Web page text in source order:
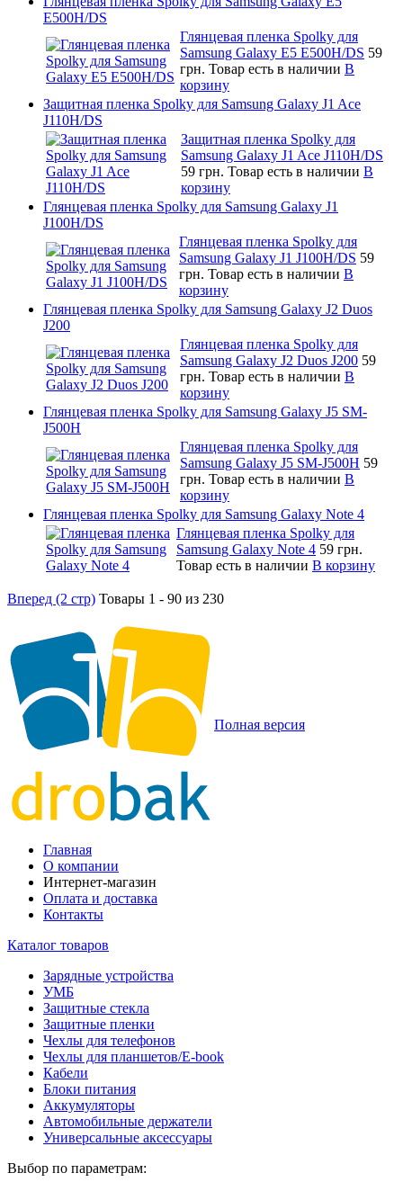
E500H/DS
Глянцевая пленка Spolky для
Samsung Galaxy E5 E500H/DS 59
грн. Товар есть в наличии В
корзину
Защитная пленка Spolky для Samsung Galaxy J1 Ace
J110H/DS
Защитная пленка Spolky для
Samsung Galaxy J1 Ace J110H/DS
59 грн. Товар есть в наличии В
корзину
Глянцевая пленка Spolky для Samsung Galaxy J1
J100H/DS
Глянцевая пленка Spolky для
Samsung Galaxy J1 J100H/DS 59
грн. Товар есть в наличии В
корзину
Глянцевая пленка Spolky для Samsung Galaxy J2 Duos
J200
Глянцевая пленка Spolky для
Samsung Galaxy J2 Duos J200 59
грн. Товар есть в наличии В
корзину
Глянцевая пленка Spolky для Samsung Galaxy J5 SM-
J500H
Глянцевая пленка Spolky для
Samsung Galaxy J5 SM-J500H 59
грн. Товар есть в наличии В
корзину
Глянцевая пленка Spolky для Samsung Galaxy Note 4
Глянцевая пленка Spolky для
Samsung Galaxy Note 4 59 грн.
Товар есть в наличии В корзину
Вперед (2 стр) Товары 1 - 90 из 230
Полная версия
Главная
О компании
Интернет-магазин
Оплата и доставка
Контакты
Каталог товаров
Зарядные устройства
УМБ
Защитные стекла
Защитные пленки
Чехлы для телефонов
Чехлы для планшетов/E-book
Кабели
Блоки питания
Аккумуляторы
Автомобильные держатели
Универсальные аксессуары
Выбор по параметрам: